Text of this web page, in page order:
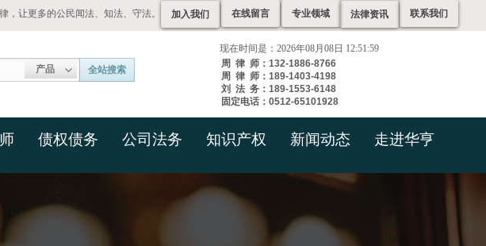
让更多的公民闻法、知法、守法。 在线留言 专业领域 法律资讯 联系我们
加入我们
现在时间是：2026年08月08日 12:52:00
产品
全站搜索
周 律 师：132-1886-8766
周 律 师：189-1403-4198
刘 法 务：189-1553-6148
固定电话：0512-65101928
债权债务 公司法务 知识产权 新闻动态 走进华亨